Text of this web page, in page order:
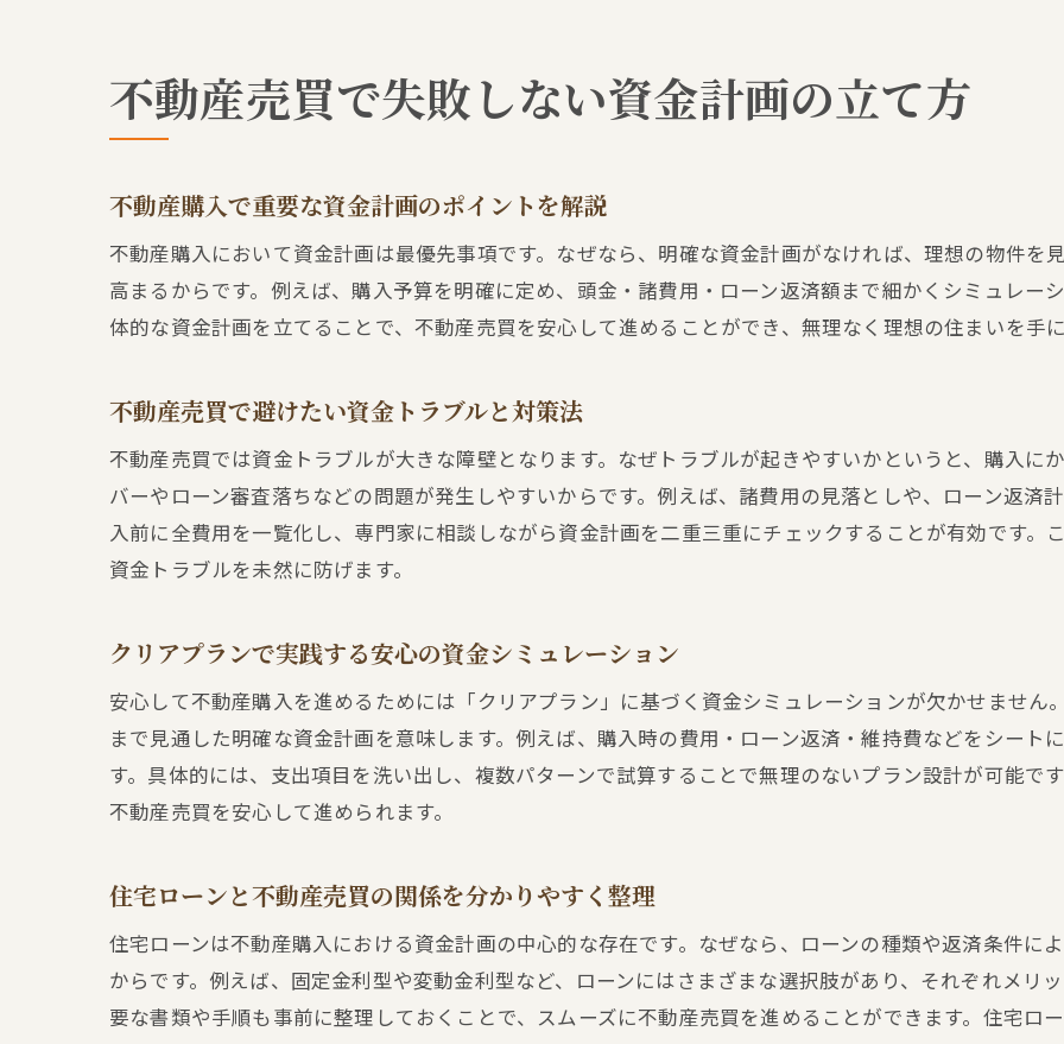
不動産売買で失敗しない資金計画の立て方
不動産購入で重要な資金計画のポイントを解説
不動産購入において資金計画は最優先事項です。なぜなら、明確な資金計画がなければ、理想の物件を
高まるからです。例えば、購入予算を明確に定め、頭金・諸費用・ローン返済額まで細かくシミュレー
体的な資金計画を立てることで、不動産売買を安心して進めることができ、無理なく理想の住まいを手
不動産売買で避けたい資金トラブルと対策法
不動産売買では資金トラブルが大きな障壁となります。なぜトラブルが起きやすいかというと、購入に
バーやローン審査落ちなどの問題が発生しやすいからです。例えば、諸費用の見落としや、ローン返済
入前に全費用を一覧化し、専門家に相談しながら資金計画を二重三重にチェックすることが有効です。
資金トラブルを未然に防げます。
クリアプランで実践する安心の資金シミュレーション
安心して不動産購入を進めるためには「クリアプラン」に基づく資金シミュレーションが欠かせませ
まで見通した明確な資金計画を意味します。例えば、購入時の費用・ローン返済・維持費などをシート
す。具体的には、支出項目を洗い出し、複数パターンで試算することで無理のないプラン設計が可能で
不動産売買を安心して進められます。
住宅ローンと不動産売買の関係を分かりやすく整理
住宅ローンは不動産購入における資金計画の中心的な存在です。なぜなら、ローンの種類や返済条件に
からです。例えば、固定金利型や変動金利型など、ローンにはさまざまな選択肢があり、それぞれメリ
要な書類や手順も事前に整理しておくことで、スムーズに不動産売買を進めることができます。住宅ロ